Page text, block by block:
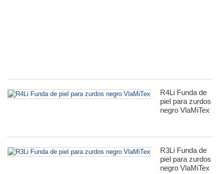
R4Li Funda de
piel para zurdos
negro VlaMiTex
R3Li Funda de
piel para zurdos
negro VlaMiTex